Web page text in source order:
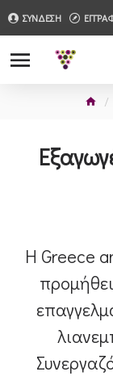
ΣΥΝΔΕΣΗ
Η Greece